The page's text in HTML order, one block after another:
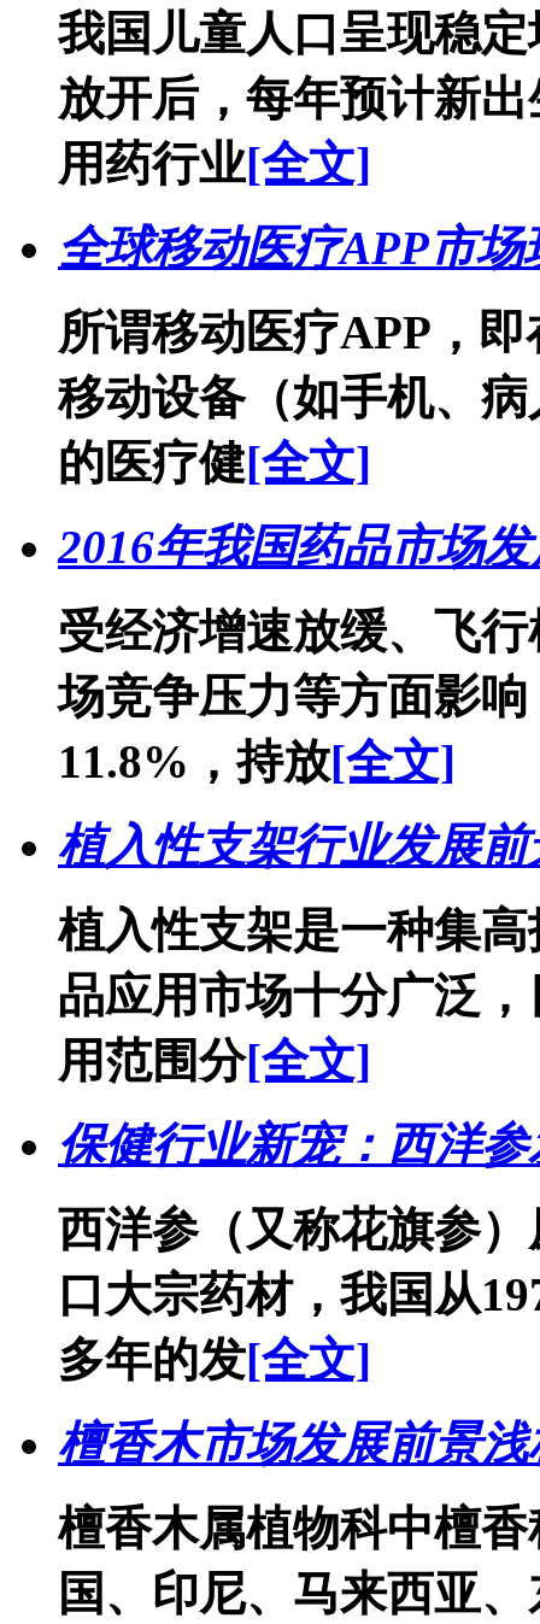
我国儿童人口呈现稳
放开后，每年预计新
用药行业[全文]
全球移动医疗APP市
所谓移动医疗APP，
移动设备（如手机、
的医疗健[全文]
2016年我国药品市场
受经济增速放缓、飞
场竞争压力等方面影
11.8%，持放[全文]
植入性支架行业发展
植入性支架是一种集
品应用市场十分广泛
用范围分[全文]
保健行业新宠：西洋
西洋参（又称花旗参
口大宗药材，我国从
多年的发[全文]
檀香木市场发展前景浅
檀香木属植物科中檀
国、印尼、马来西亚